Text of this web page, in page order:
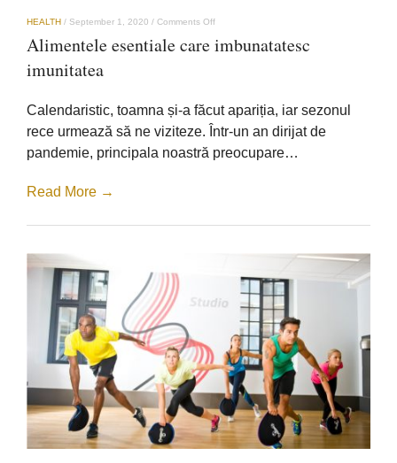
HEALTH / September 1, 2020 / Comments Offon
esentiale
Alimentele esentiale care imbunatatesc
imunitatea
Calendaristic, toamna și-a făcut apariția, iar sezonul
rece urmează să ne viziteze. Într-un an dirijat de
pandemie, principala noastră preocupare…
Read More →